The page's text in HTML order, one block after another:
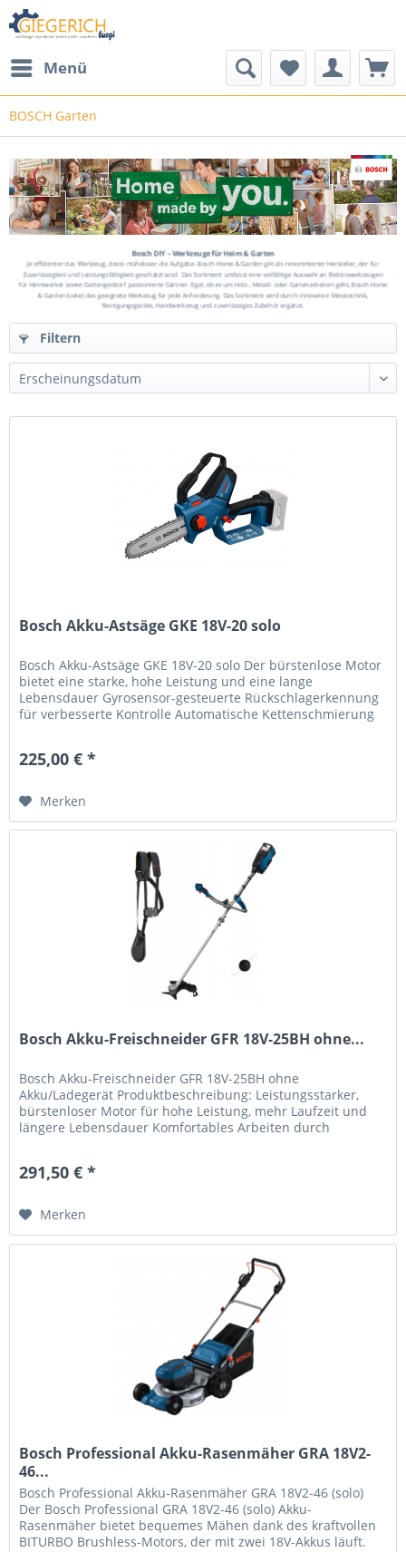
Menü
BOSCH Garten
Bosch DIY – Werkzeuge für Heim & Garten
Je effizienter das Werkzeug, desto müheloser die Aufgabe. Bosch Home & Garden gilt als renommierter Hersteller, der für
Zuverlässigkeit und Leistungsfähigkeit geschätzt wird. Das Sortiment umfasst eine vielfältige Auswahl an Elektrowerkzeugen
für Heimwerker sowie Gartengeräte f passionierte Gärtner. Egal, ob es um Holz-, Metall- oder Gartenarbeiten geht, Bosch Home
& Garden bietet das geeignete Werkzeug für jede Anforderung. Das Sortiment wird durch innovative Messtechnik,
Reinigungsgeräte, Handwerkzeug und zuverlässiges Zubehör ergänzt.
Filtern
Bosch Akku-Astsäge GKE 18V-20 solo
Bosch Akku-Astsäge GKE 18V-20 solo Der bürstenlose Motor
bietet eine starke, hohe Leistung und eine lange
Lebensdauer Gyrosensor-gesteuerte Rückschlagerkennung
für verbesserte Kontrolle Automatische Kettenschmierung
225,00 € *
Merken
Bosch Akku-Freischneider GFR 18V-25BH ohne...
Bosch Akku-Freischneider GFR 18V-25BH ohne
Akku/Ladegerät Produktbeschreibung: Leistungsstarker,
bürstenloser Motor für hohe Leistung, mehr Laufzeit und
längere Lebensdauer Komfortables Arbeiten durch
291,50 € *
Merken
Bosch Professional Akku-Rasenmäher GRA 18V2-
46...
Bosch Professional Akku-Rasenmäher GRA 18V2-46 (solo)
Der Bosch Professional GRA 18V2-46 (solo) Akku-
Rasenmäher bietet bequemes Mähen dank des kraftvollen
BITURBO Brushless-Motors, der mit zwei 18V-Akkus läuft.